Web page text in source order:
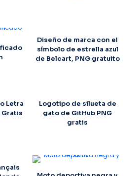
Diseño de marca con el
símbolo de estrella azul
de Belcart, PNG gratuito
Letra
Gratis
Logotipo de silueta de
gato de GitHub PNG
gratis